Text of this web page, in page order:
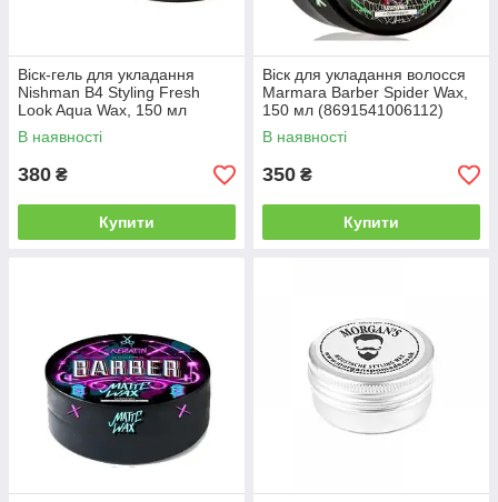
Віск-гель для укладання
Nishman B4 Styling Fresh
Look Aqua Wax, 150 мл
(10704128)
В наявності
380 ₴
Купити
Віск для укладання волосся
Marmara Barber Spider Wax,
150 мл (8691541006112)
В наявності
350 ₴
Купити